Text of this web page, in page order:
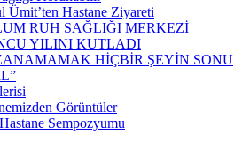
Ümit’ten Hastane Ziyareti
RUH SAĞLIĞI MERKEZİ
YILINI KUTLADI
HİÇBİR ŞEYİN SONU
Görüntüler
Sempozyumu